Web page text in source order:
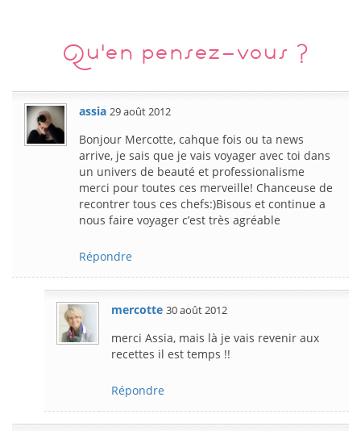
Qu'en pensez-vous ?
assia 29 août 2012
Bonjour Mercotte, cahque fois ou ta news
arrive, je sais que je vais voyager avec toi dans
un univers de beauté et professionalisme
merci pour toutes ces merveille! Chanceuse de
recontrer tous ces chefs:)Bisous et continue a
nous faire voyager c’est très agréable
Répondre
mercotte 30 août 2012
merci Assia, mais là je vais revenir aux
recettes il est temps !!
Répondre